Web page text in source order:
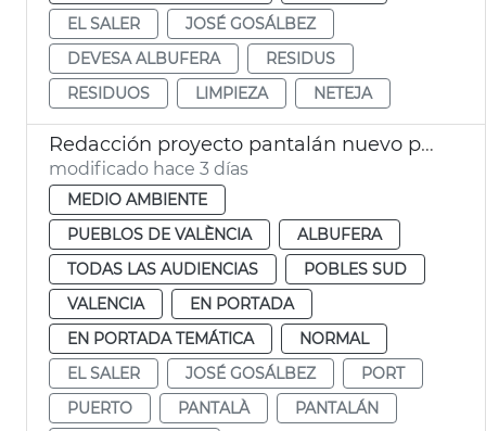
EL SALER
JOSÉ GOSÁLBEZ
DEVESA ALBUFERA
RESIDUS
RESIDUOS
LIMPIEZA NETEJA
Redacción proyecto pantalán nuevo pantalán puerto de El Saler València
modificado hace 3 días
MEDIO AMBIENTE
PUEBLOS DE VALÈNCIA
ALBUFERA
TODAS LAS AUDIENCIAS
POBLES SUD
VALENCIA
EN PORTADA
EN PORTADA TEMÁTICA
NORMAL
EL SALER
JOSÉ GOSÁLBEZ
PORT
PUERTO
PANTALÀ
PANTALÁN